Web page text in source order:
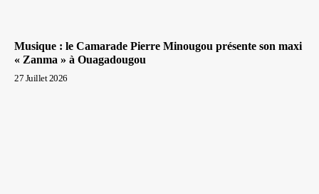
Musique : le Camarade Pierre Minougou présente son maxi
« Zanma » à Ouagadougou
27 Juillet 2026